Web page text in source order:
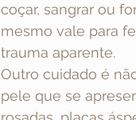
coçar, sangrar ou
mesmo vale para
trauma aparente.
Outro cuidado é
pele que se